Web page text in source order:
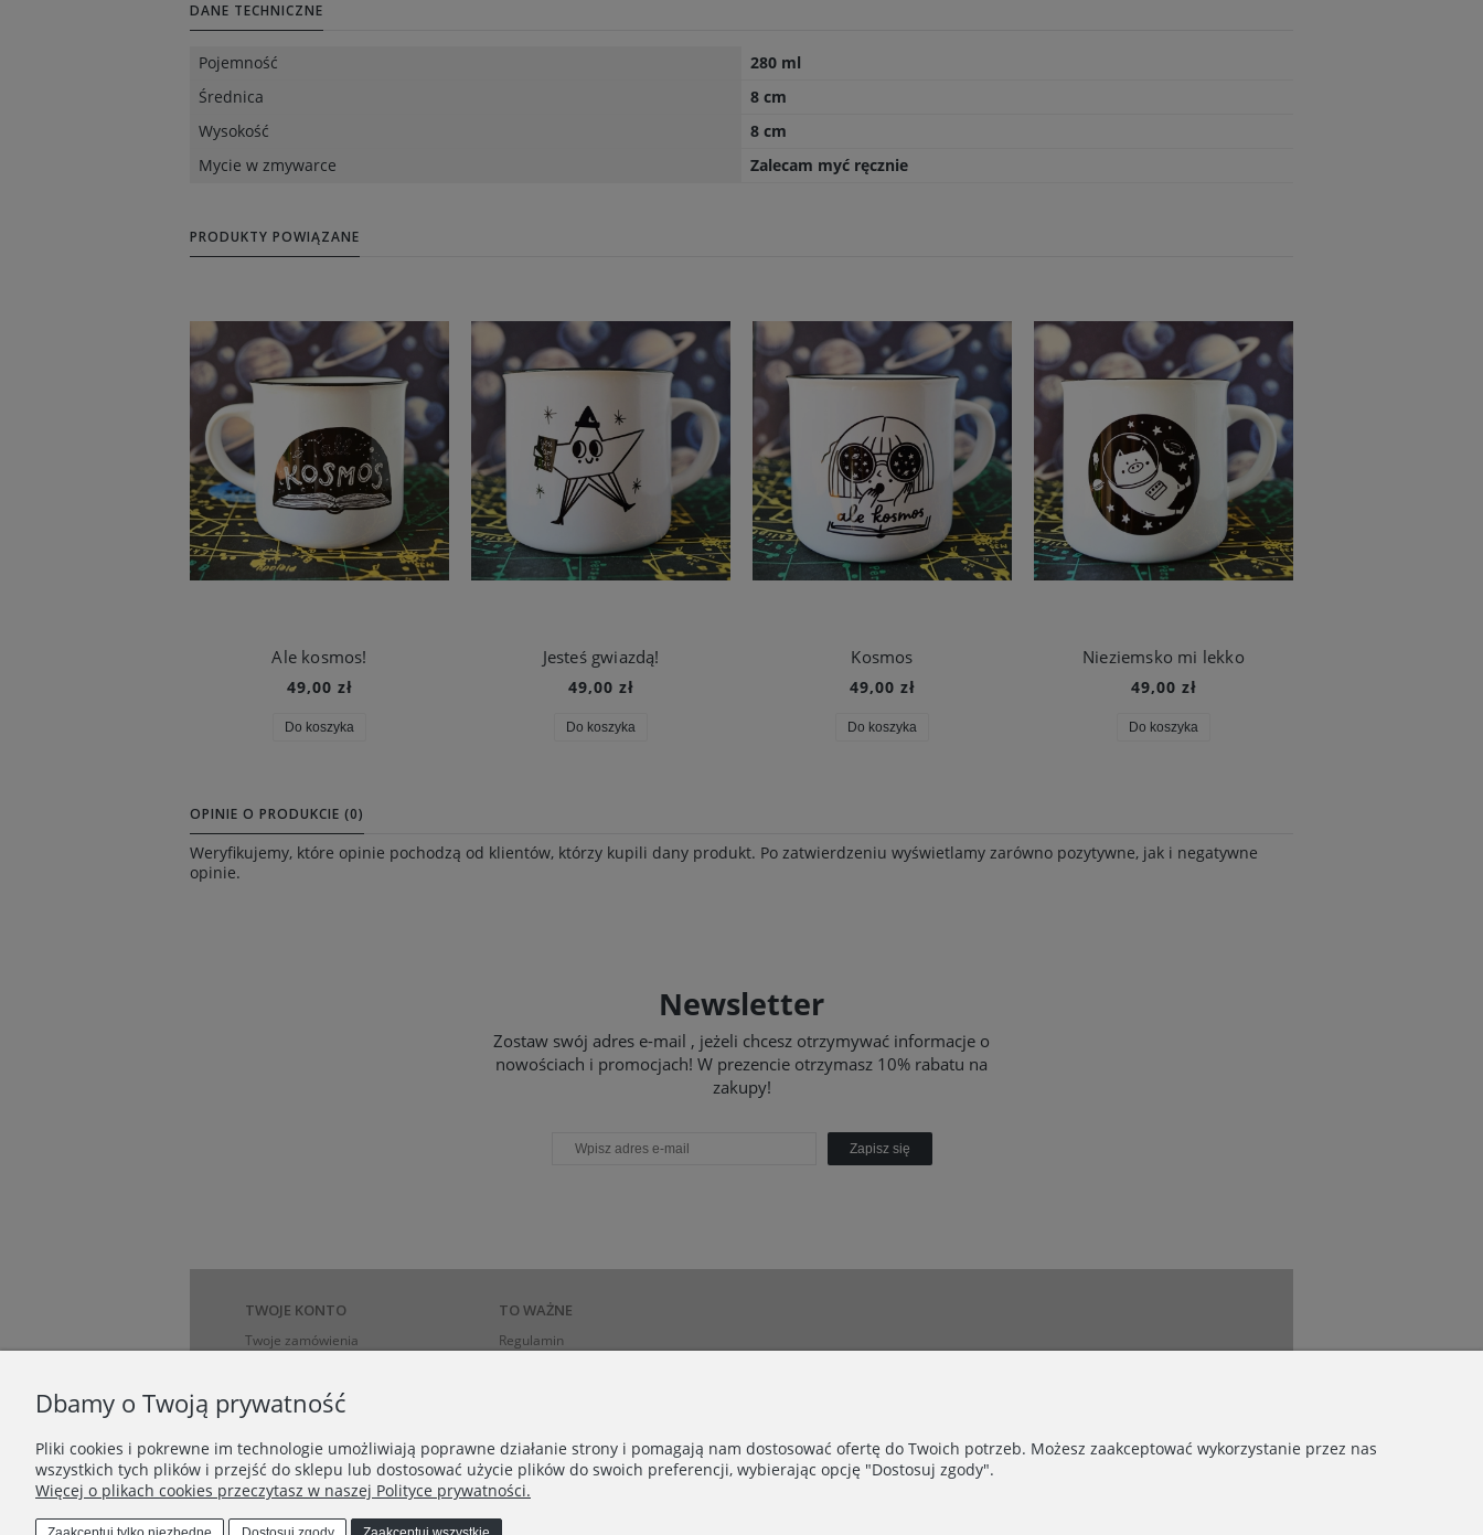
DANE TECHNICZNE
Pojemność
280 ml
Średnica
8 cm
Wysokość
8 cm
Mycie w zmywarce
Zalecam myć ręcznie
PRODUKTY POWIĄZANE
Ale kosmos!
49,00 zł
Do koszyka
Jesteś gwiazdą!
49,00 zł
Do koszyka
Kosmos
49,00 zł
Do koszyka
Nieziemsko mi lekko
49,00 zł
Do koszyka
OPINIE O PRODUKCIE (0)
Weryfikujemy, które opinie pochodzą od klientów, którzy kupili dany produkt. Po zatwierdzeniu wyświetlamy zarówno pozytywne, jak i negatywne
opinie.
Newsletter
Zostaw swój adres e-mail , jeżeli chcesz otrzymywać informacje o
nowościach i promocjach! W prezencie otrzymasz 10% rabatu na
zakupy!
Zapisz się
TWOJE KONTO
Twoje zamówienia
Przechowalnia
TO WAŻNE
Regulamin
INFORMACJE
Dostawa i płatności
KONTAKT
Kontakt
Znajdź nas tutaj
Dbamy o Twoją prywatność
Pliki cookies i pokrewne im technologie umożliwiają poprawne działanie strony i pomagają nam dostosować ofertę do Twoich potrzeb. Możesz zaakceptować wykorzystanie przez nas
wszystkich tych plików i przejść do sklepu lub dostosować użycie plików do swoich preferencji, wybierając opcję "Dostosuj zgody".
Więcej o plikach cookies przeczytasz w naszej Polityce prywatności.